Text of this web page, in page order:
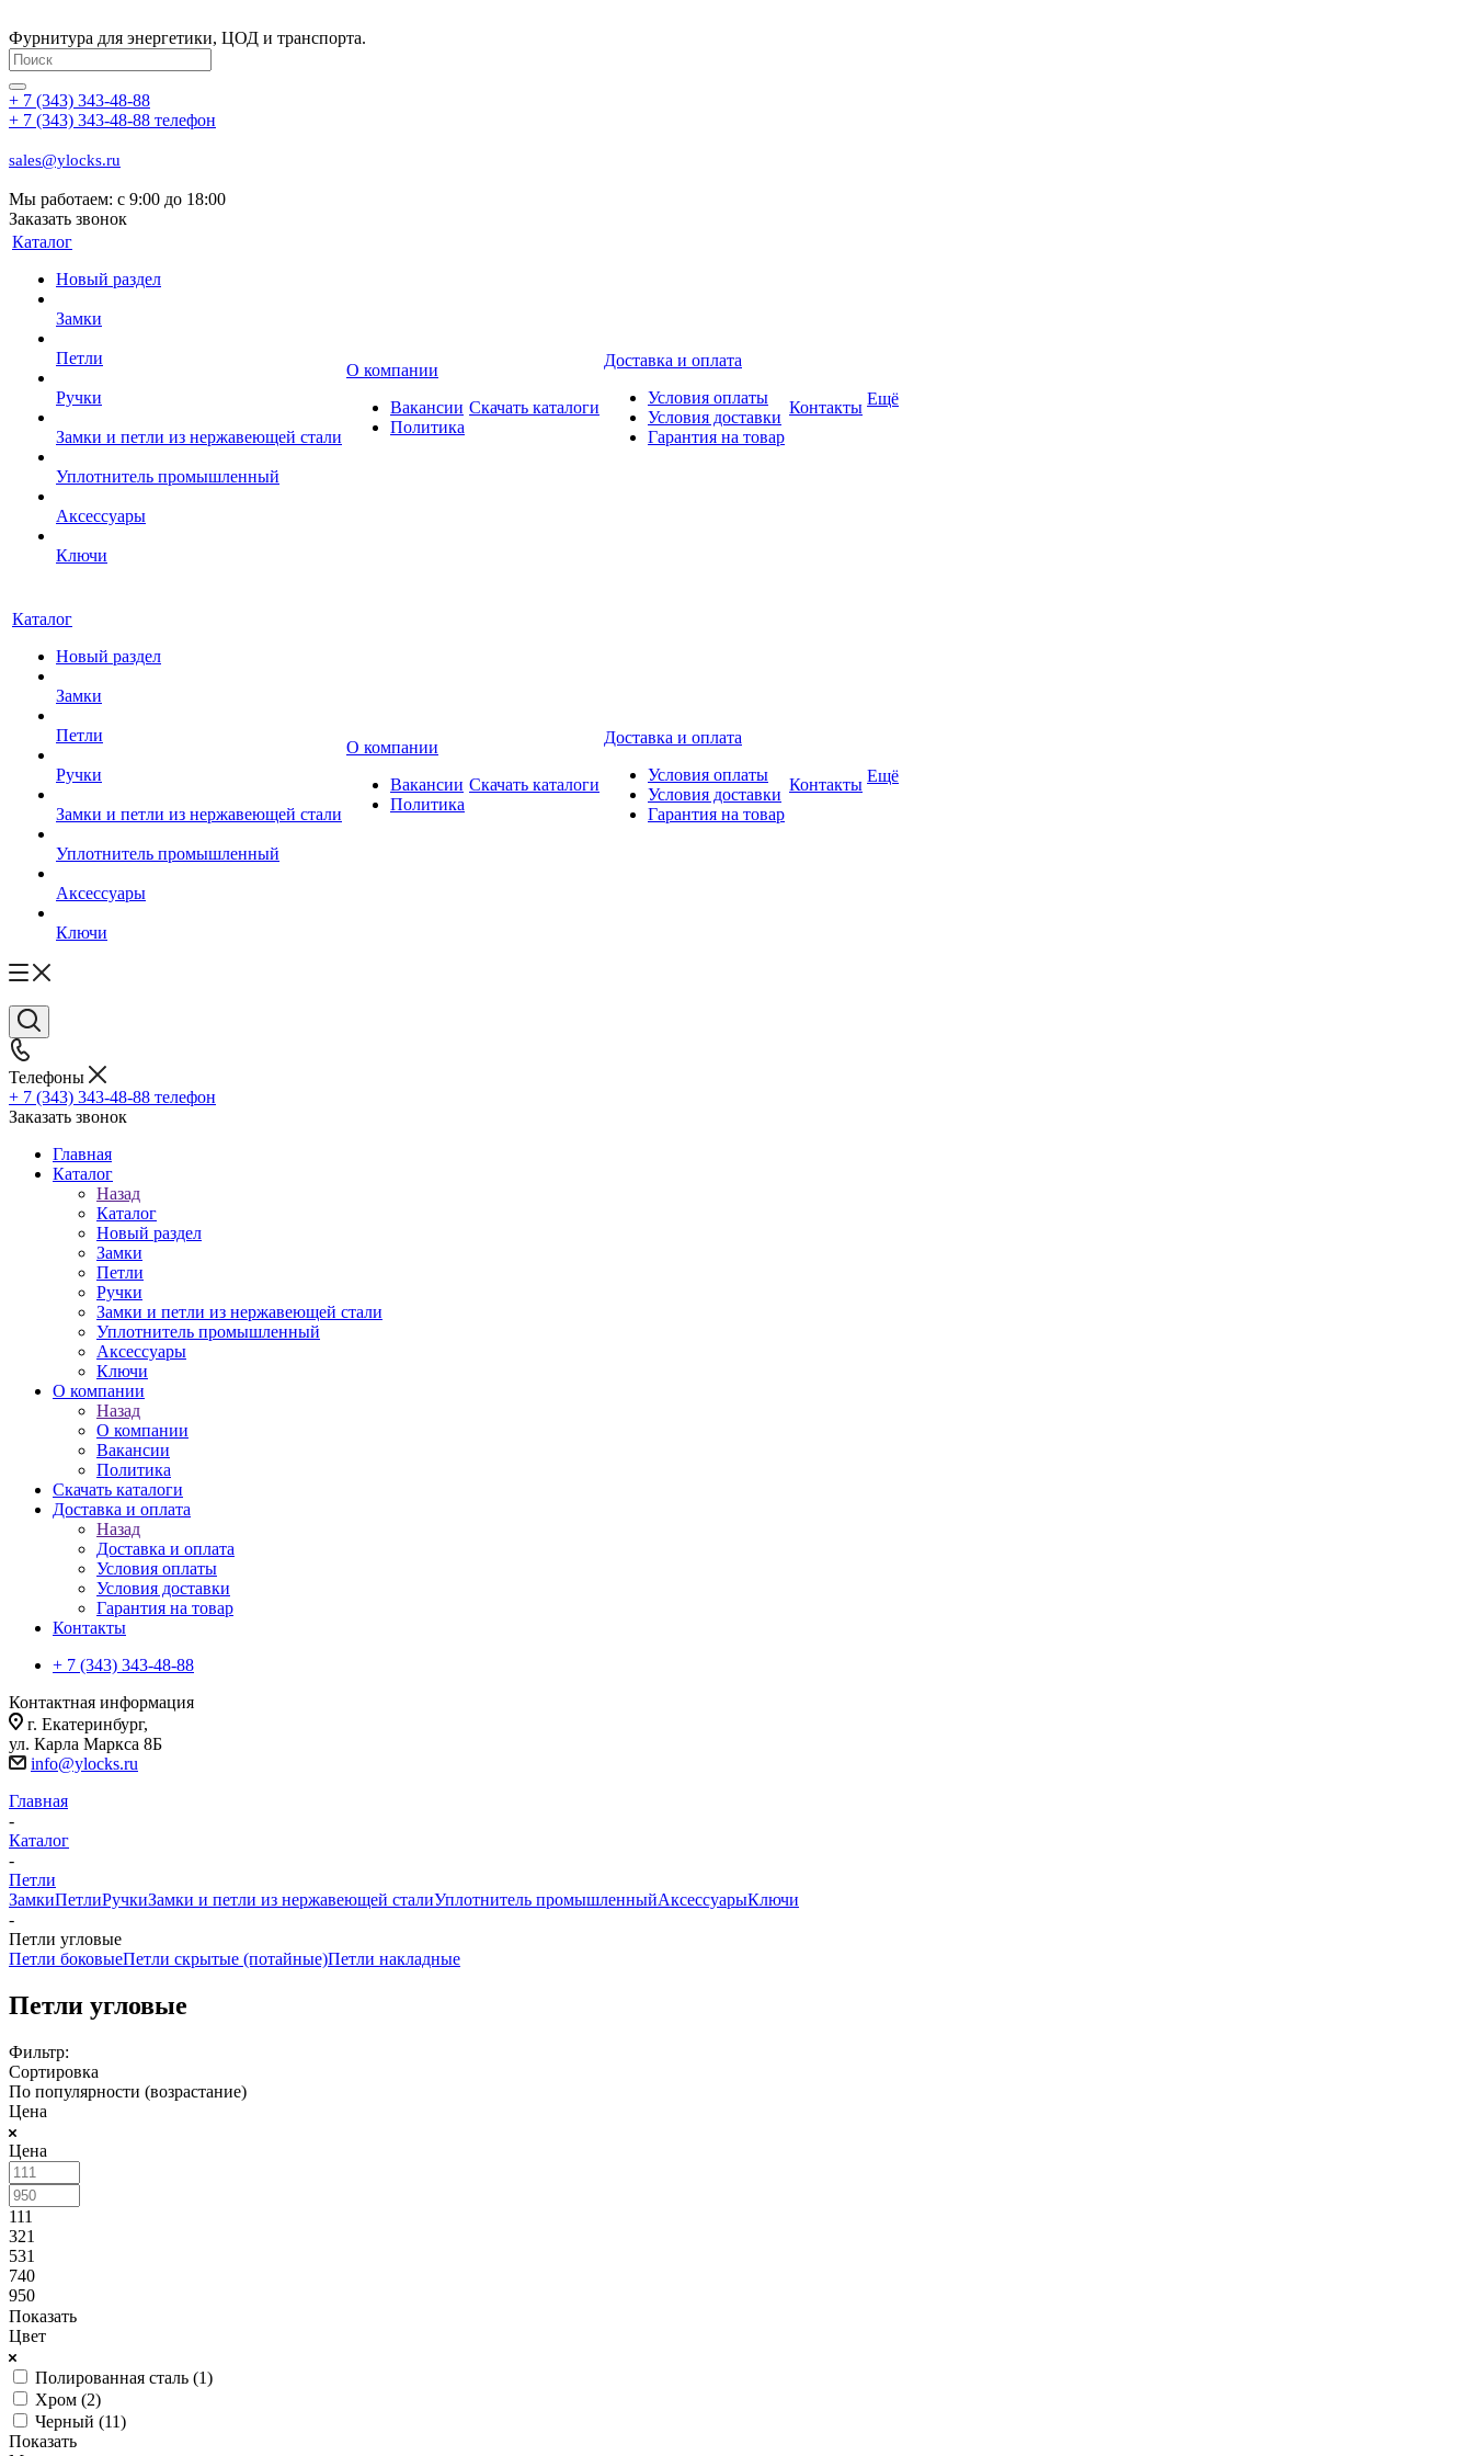
Фурнитура для энергетики, ЦОД и транспорта.
+ 7 (343) 343-48-88
+ 7 (343) 343-48-88 телефон
sales@ylocks.ru
Мы работаем: с 9:00 до 18:00
Заказать звонок
Каталог
Новый раздел
Замки
Петли
Ручки
Замки и петли из нержавеющей стали
Уплотнитель промышленный
Аксессуары
Ключи
О компании
Вакансии
Политика
Скачать каталоги
Доставка и оплата
Условия оплаты
Условия доставки
Гарантия на товар
Контакты Ещё
Каталог
Новый раздел
Замки
Петли
Ручки
Замки и петли из нержавеющей стали
Уплотнитель промышленный
Аксессуары
Ключи
О компании
Вакансии
Политика
Скачать каталоги
Доставка и оплата
Условия оплаты
Условия доставки
Гарантия на товар
Контакты Ещё
Телефоны
+ 7 (343) 343-48-88 телефон
Заказать звонок
Главная
Каталог
Назад
Каталог
Новый раздел
Замки
Петли
Ручки
Замки и петли из нержавеющей стали
Уплотнитель промышленный
Аксессуары
Ключи
О компании
Назад
О компании
Вакансии
Политика
Скачать каталоги
Доставка и оплата
Назад
Доставка и оплата
Условия оплаты
Условия доставки
Гарантия на товар
Контакты
+ 7 (343) 343-48-88
Контактная информация
г. Екатеринбург,
ул. Карла Маркса 8Б
info@ylocks.ru
Главная
-
Каталог
-
Петли
ЗамкиПетлиРучкиЗамки и петли из нержавеющей сталиУплотнитель промышленныйАксессуарыКлючи
-
Петли угловые
Петли боковыеПетли скрытые (потайные)Петли накладные
Петли угловые
Фильтр:
Сортировка
По популярности (возрастание)
Цена
Цена
111
321
531
740
950
Показать
Цвет
Полированная сталь (1)
Хром (2)
Черный (11)
Показать